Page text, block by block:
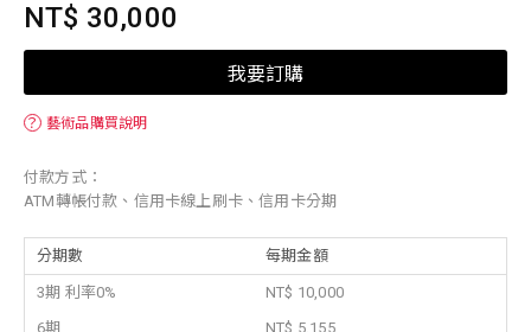
NT$ 30,000
我要訂購
？ 藝術品購買說明
付款方式：
ATM轉帳付款、信用卡線上刷卡、信用卡分期
分期數 每期金額
3期 利率0%
NT$ 10,000
6期
NT$ 5,155